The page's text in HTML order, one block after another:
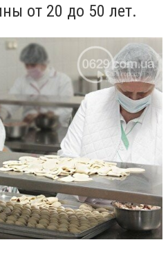
от 20 до 50 лет.